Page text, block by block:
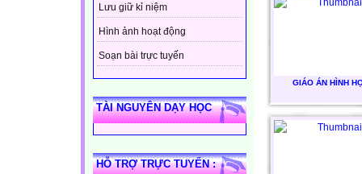
Lưu giữ kỉ niệm
Hình ảnh hoạt động
Soạn bài trực tuyến
TÀI NGUYÊN DẠY HỌC
HỖ TRỢ TRỰC TUYẾN :
GIÁO ÁN HÌNH